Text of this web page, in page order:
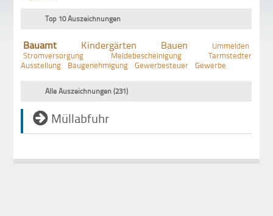
Top 10 Auszeichnungen
Bauamt Kindergärten Bauen
Ummelden
Stromversorgung
Meldebescheinigung
Tarmstedter
Ausstellung
Baugenehmigung Gewerbesteuer Gewerbe
Alle Auszeichnungen (231)
Müllabfuhr